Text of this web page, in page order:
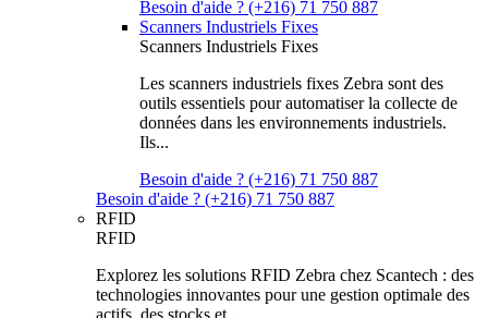
Besoin d'aide ? (+216) 71 750 887
Scanners Industriels Fixes
Scanners Industriels Fixes
Les scanners industriels fixes Zebra sont des
outils essentiels pour automatiser la collecte de
données dans les environnements industriels.
Ils...
Besoin d'aide ? (+216) 71 750 887
Besoin d'aide ? (+216) 71 750 887
RFID
RFID
Explorez les solutions RFID Zebra chez Scantech : des
technologies innovantes pour une gestion optimale des
actifs, des stocks et...